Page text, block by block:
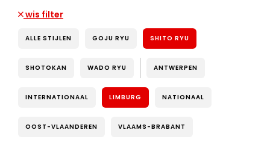
wis filter
ALLE STIJLEN GOJU RYU SHITO RYU
SHOTOKAN WADO RYU ANTWERPEN
INTERNATIONAAL LIMBURG NATIONAAL
OOST-VLAANDEREN VLAAMS-BRABANT